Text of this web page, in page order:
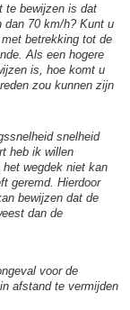
te bewijzen is dat
dan 70 km/h? Kunt u
betrekking tot de
Als een hogere
is, hoe komt u
zou kunnen zijn
snelheid
heb ik willen
wegdek niet kan
geremd. Hierdoor
bewijzen dat de
dan de
voor de
afstand te vermijden